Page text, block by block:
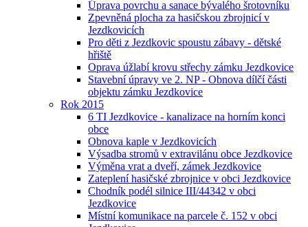
Úprava povrchu a sanace bývalého šrotovníku
Zpevněná plocha za hasičskou zbrojnicí v
Jezdkovicích
Pro děti z Jezdkovic spoustu zábavy - dětské
hřiště
Oprava úžlabí krovu střechy zámku Jezdkovice
Stavební úpravy ve 2. NP - Obnova dílčí části
objektu zámku Jezdkovice
Rok 2015
6 TI Jezdkovice - kanalizace na horním konci
obce
Obnova kaple v Jezdkovicích
Výsadba stromů v extravilánu obce Jezdkovice
Výměna vrat a dveří, zámek Jezdkovice
Zateplení hasičské zbrojnice v obci Jezdkovice
Chodník podél silnice III/44342 v obci
Jezdkovice
Místní komunikace na parcele č. 152 v obci